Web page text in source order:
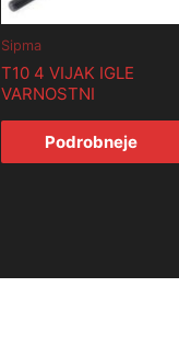
Sipma
T10 4 VIJAK IGLE
VARNOSTNI
Podrobneje